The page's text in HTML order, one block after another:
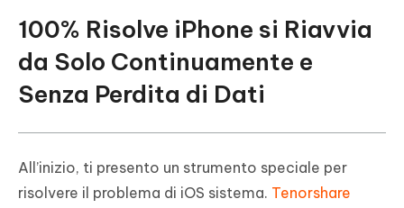
100% Risolve iPhone si Riavvia
da Solo Continuamente e
Senza Perdita di Dati
All’inizio, ti presento un strumento speciale per
risolvere il problema di iOS sistema. Tenorshare